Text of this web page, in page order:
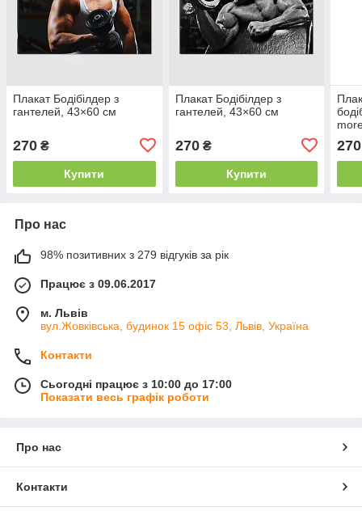
Плакат Бодібілдер з
гантелей, 43×60 см
270 ₴
Купити
Плакат Бодібілдер з
гантелей, 43×60 см
270₴
Купити
270
Про нас
98% позитивних з 279 відгуків за рік
Працює з 09.06.2017
м. Львів
вул.Жовківська, будинок 15 офіс 53, Львів, Україна
Контакти
Сьогодні працює з 10:00 до 17:00
Показати весь графік роботи
Про нас
Контакти